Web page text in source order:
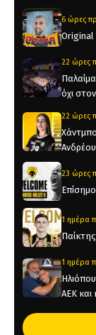
6 ώρες
Original
22 ώρες
όχι
22 ώρες
Ανδρέου
23 ώρες
1 ημέρα
1 ημέρα
ΑΕΚ και